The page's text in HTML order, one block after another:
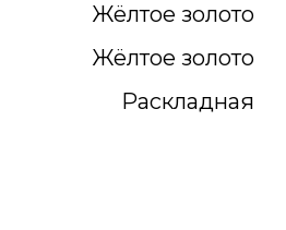
Жёлтое золото
Жёлтое золото
Раскладная